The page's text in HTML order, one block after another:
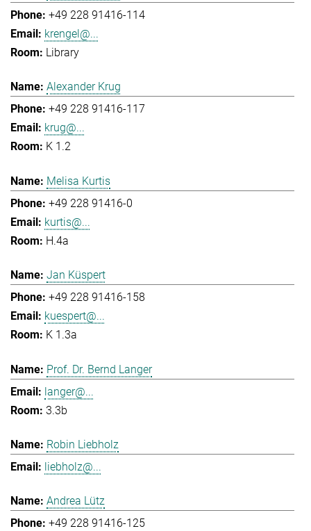
+49 228 91416-114
krengel@...
Library
Alexander Krug
+49 228 91416-117
krug@...
K 1.2
Melisa Kurtis
+49 228 91416-0
kurtis@...
H.4a
Jan Küspert
+49 228 91416-158
kuespert@...
K 1.3a
Prof. Dr. Bernd Langer
langer@...
3.3b
Robin Liebholz
liebholz@...
Andrea Lütz
+49 228 91416-125